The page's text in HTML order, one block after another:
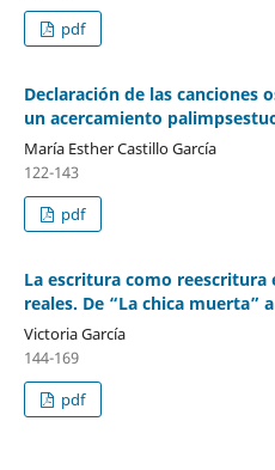
pdf
Declaración de las canciones
un acercamiento
María Esther Castillo García
122-143
pdf
La escritura como
reales. De “La chica muerta”
Victoria García
144-169
pdf